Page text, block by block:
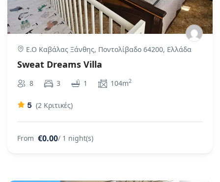
Ε.Ο Καβάλας Ξάνθης, Ποντολίβαδο 64200, Ελλάδα
Sweat Dreams Villa
8 3 1 104m2
5 (2 Κριτικές)
From €0.00/ 1 night(s)